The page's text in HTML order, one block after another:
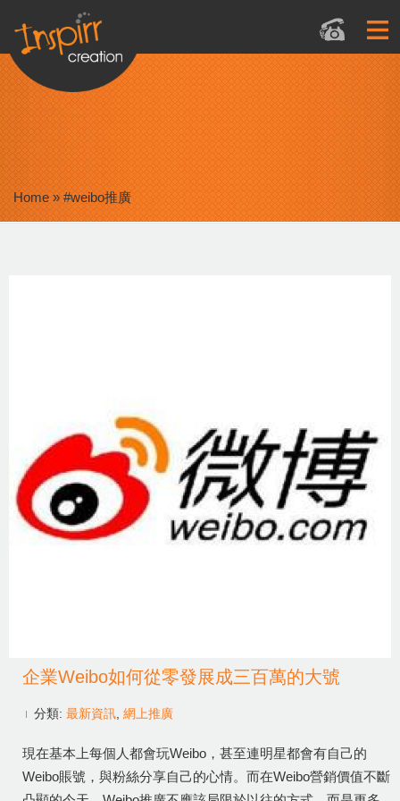
Home » #weibo推廣
企業Weibo如何從零發展成三百萬的大號
分類: 最新資訊 網上推廣
現在基本上每個人都會玩Weibo，甚至連明星都會有自己的
Weibo賬號，與粉絲分享自己的心情。而在Weibo營銷價值不斷